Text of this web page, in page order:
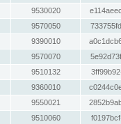
9530020
9570050
9390010
9570070
9510132
9360010
9550021
9510060